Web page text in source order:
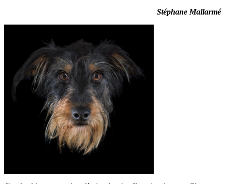
Stéphane Mallarmé